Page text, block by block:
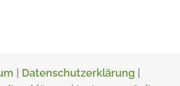
Datenschutzerklärung